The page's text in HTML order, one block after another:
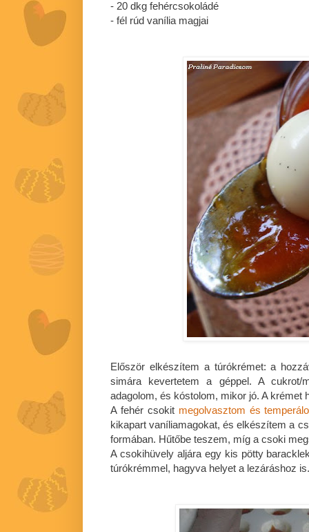
- 20 dkg fehércsokoládé
- fél rúd vanília magjai
Először elkészítem a túrókrémet: a
simára kevertetem a géppel. A cukrot/
adagolom, és kóstolom, mikor jó. A krémet
A fehér csokit megolvasztom és
kikapart vaníliamagokat, és elkészítem a
formában. Hűtőbe teszem, míg a csoki
A csokihüvely aljára egy kis pötty
túrókrémmel, hagyva helyet a lezáráshoz is.